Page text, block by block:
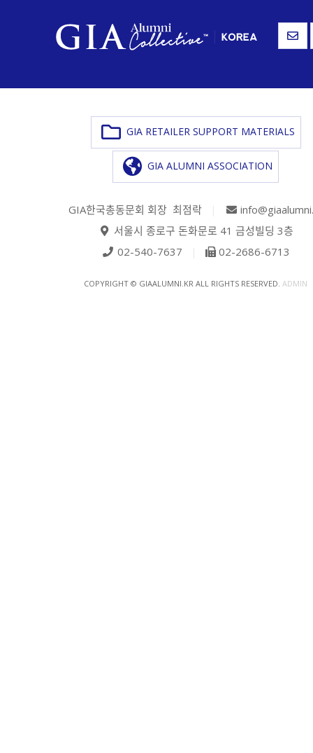
GIA RETAILER SUPPORT MATERIALS
GIA ALUMNI ASSOCIATION
GIA한국총동문회 회장 최점락
서울시 종로구 돈화문로 41 금성빌딩 3층
02-540-7637
02-2686-6713
COPYRIGHT © GIAALUMNI.KR ALL RIGHTS RESERVED. ADMIN